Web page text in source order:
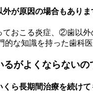
が原因の場合もありま
おこる炎症、②歯以
的な知識を持った歯科
がよくならないの
ら長期間治療を続けて